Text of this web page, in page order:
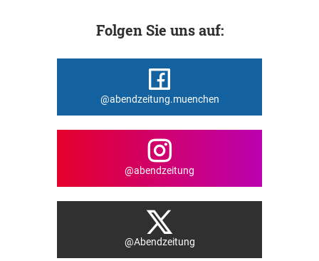
Folgen Sie uns auf:
@abendzeitung.muenchen
@abendzeitung
@Abendzeitung